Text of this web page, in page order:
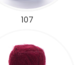
107